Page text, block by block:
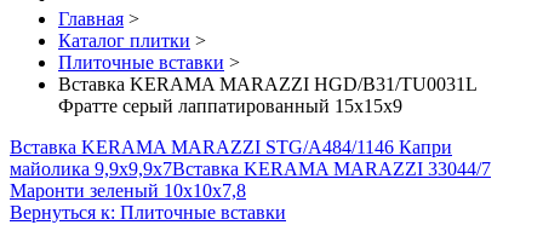
Главная >
Каталог плитки >
Плиточные вставки >
Вставка KERAMA MARAZZI HGD/B31/TU0031L
Фратте серый лаппатированный 15х15х9
Вставка KERAMA MARAZZI STG/A484/1146 Капри
майолика 9,9х9,9х7Вставка KERAMA MARAZZI 33044/7
Маронти зеленый 10х10х7,8
Вернуться к: Плиточные вставки